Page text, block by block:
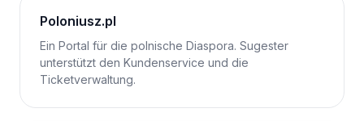
Poloniusz.pl
Ein Portal für die polnische Diaspora. Sugester
unterstützt den Kundenservice und die
Ticketverwaltung.